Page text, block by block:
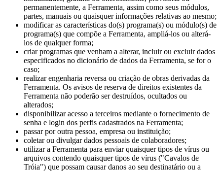
permanentemente, a Ferramenta, assim como seus módulos,
partes, manuais ou quaisquer informações relativas ao mesmo;
modificar as características do(s) programa(s) ou módulo(s) de
programa(s) que compõe a Ferramenta, ampliá-los ou alterá-
los de qualquer forma;
criar programas que venham a alterar, incluir ou excluir dados
especificados no dicionário de dados da Ferramenta, se for o
caso;
realizar engenharia reversa ou criação de obras derivadas da
Ferramenta. Os avisos de reserva de direitos existentes da
Ferramenta não poderão ser destruídos, ocultados ou
alterados;
disponibilizar acesso a terceiros mediante o fornecimento de
senha e login dos perfis cadastrados na Ferramenta;
passar por outra pessoa, empresa ou instituição;
coletar ou divulgar dados pessoais de colaboradores;
utilizar a Ferramenta para enviar quaisquer tipos de vírus ou
arquivos contendo quaisquer tipos de vírus ("Cavalos de
Tróia") que possam causar danos ao seu destinatário ou a